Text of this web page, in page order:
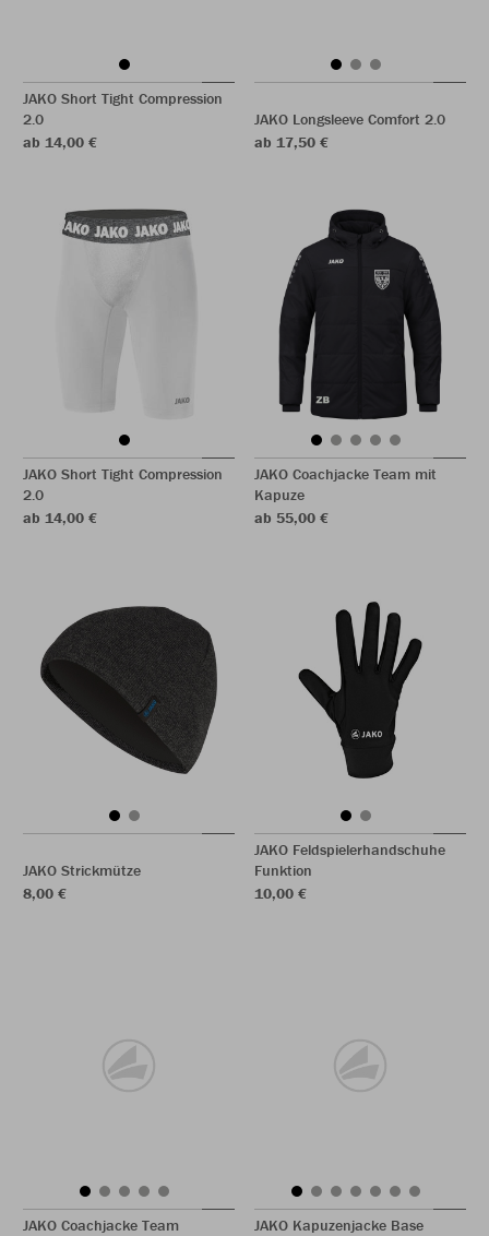
JAKO Short Tight Compression
2.0
ab 14,00 €
JAKO Longsleeve Comfort 2.0
ab 17,50 €
JAKO Short Tight Compression
2.0
ab 14,00 €
JAKO Coachjacke Team mit
Kapuze
ab 55,00 €
JAKO Strickmütze
8,00 €
JAKO Feldspielerhandschuhe
Funktion
10,00 €
JAKO Coachjacke Team
JAKO Kapuzenjacke Base